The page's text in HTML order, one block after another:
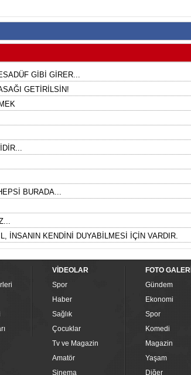
GİBİ GİRER...
GETİRİLSİN!
BURADA...
İNSANIN KENDİNİ DUYABİLMESİ İÇİN VARDIR.
VİDEOLAR
Spor
Haber
Sağlık
Çocuklar
Tv ve Magazin
Amatör
Sinema
FOTO GALERİ
Gündem
Ekonomi
Spor
Komedi
Magazin
Yaşam
Diğer